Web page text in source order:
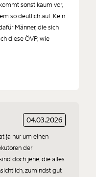
sonst kaum vor,
so deutlich auf. Kein
Männer, die sich
diese ÖVP, wie
04.03.2026
ja nur um einen
der
doch jene, die alles
zumindst gut